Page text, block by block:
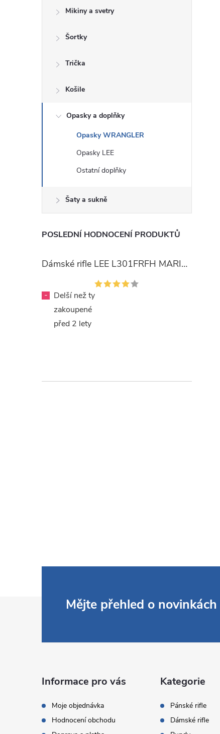
Mikiny a svetry
Šortky
Trička
Košile
Opasky a doplňky
Opasky WRANGLER
Opasky LEE
Ostatní doplňky
Šaty a sukně
POSLEDNÍ HODNOCENÍ PRODUKTŮ
Dámské rifle LEE L301FRFH MARION STRAIGHT RINSE
-
Delší než ty
zakoupené
před 2 lety
Mějte přehled o novinkách
Informace pro vás
Moje objednávka
Hodnocení obchodu
Kategorie
Pánské rifle
Dámské rifle